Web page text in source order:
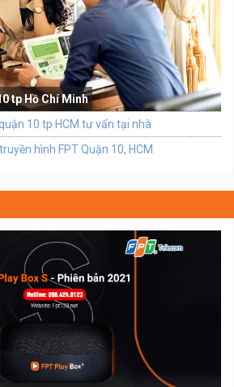
tp Hồ Chí Minh
10 tp HCM tư vấn tại nhà
hình FPT Quận 10, HCM